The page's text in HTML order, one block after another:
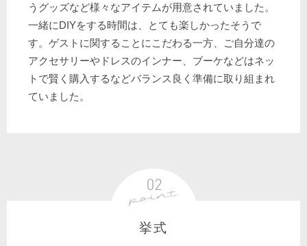
うグッズなど様々なアイテムが用意されていました。
一緒にDIYをする時間は、とても楽しかったそうで
す。ゲストに関することにこだわる一方、ご自分達の
アクセサリーやドレスのインナー、ブーケなどはネッ
トで賢く購入するなどバランス良く準備に取り組まれ
ていました。
挙式